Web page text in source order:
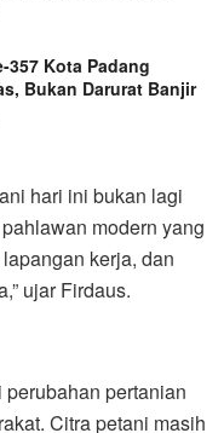
357 Kota Padang
Bukan Darurat Banjir
hari ini bukan lagi
modern yang
kerja, dan
ujar Firdaus.
pertanian
Citra petani masih